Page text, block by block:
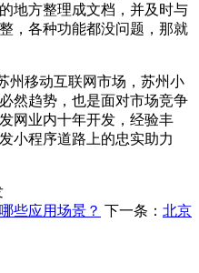
地方整理成文档，并及时与
，各种功能都没问题，那就
移动互联网市场，苏州小
然趋势，也是面对市场竞争
网业内十年开发，经验丰
小程序道路上的忠实助力
些应用场景？ 下一条： 北京